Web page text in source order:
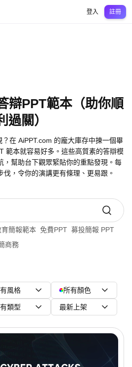
中學中學
登入 註冊
辯PPT範本（助你順
過關）
在 AiPPT.com 的龐大庫存中揀一個畢
範本就容易好多。這些高質素的答辯模
，幫助台下觀眾緊貼你的重點發現。每
，令你的演講更有條理、更易跟。
育簡報範本 免費PPT 募投簡報 PPT
商務
風格 所有顏色
類型 最新上架